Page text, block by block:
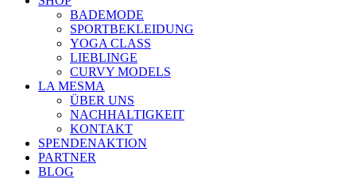
BADEMODE
SPORTBEKLEIDUNG
YOGA CLASS
LIEBLINGE
CURVY MODELS
LA MESMA
ÜBER UNS
NACHHALTIGKEIT
KONTAKT
SPENDENAKTION
PARTNER
BLOG